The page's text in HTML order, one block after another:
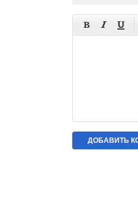
  